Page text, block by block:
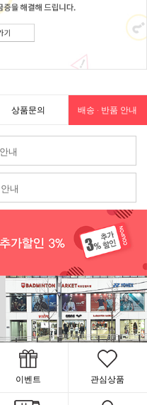
상품문의 배송 · 반품 안내
내
내
이벤트 관심상품